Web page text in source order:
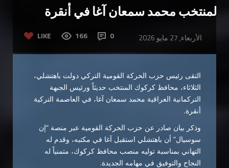
المنتخب محمد سمعان آغا في أنقرة
LIKE 166 0 الأربعاء, 27 مايو 2026
التقى رئيس حزب الحركة القومية التركي دولت باهتشلي،
الثلاثاء، محافظ كركوك المنتخب حديثاً ورئيس الجبهة
التركمانية العراقية محمد سمعان آغا، في العاصمة التركية
أنقرة.
وذكر بيان صادر عن حزب الحركة القومية عبر منصة “إن
سوسيال” أن باهتشلي استقبل آغا في مكتبه، وقدم له
التهاني بمناسبة توليه منصب محافظ كركوك، متمنياً له
النجاح والتوفيق في مهامه الجديدة.